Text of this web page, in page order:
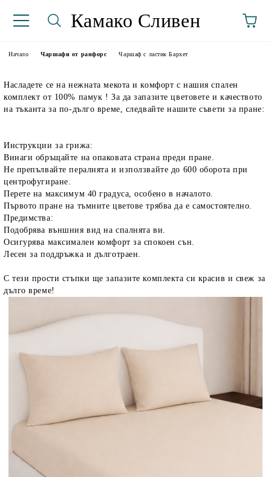
Камако Сливен
Начало Чаршафи от ранфорс Чаршаф с ластик Бархет
Насладете се на нежната мекота и комфорт с нашия спален
комплект от 100% памук ! За да запазите цветовете и качеството
на тъканта за по-дълго време, следвайте нашите съвети за пране:
Инструкции за грижа:
Винаги обръщайте на опаковата страна преди пране.
Не препълвайте пералнята и използвайте до 600 оборота при
центрофугиране.
Перете на максимум 40 градуса, особено в началото.
Първото пране на тъмните цветове трябва да е самостоятелно.
Предимства:
Подобрява външния вид на спалнята ви.
Осигурява максимален комфорт за спокоен сън.
Лесен за поддръжка и дълготраен.
С тези прости стъпки ще запазите комплекта си красив и свеж за
дълго време!